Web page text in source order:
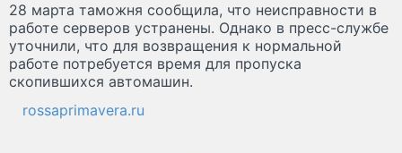
28 марта таможня сообщила, что неисправности в
работе серверов устранены. Однако в пресс-службе
уточнили, что для возвращения к нормальной
работе потребуется время для пропуска
скопившихся автомашин.
rossaprimavera.ru